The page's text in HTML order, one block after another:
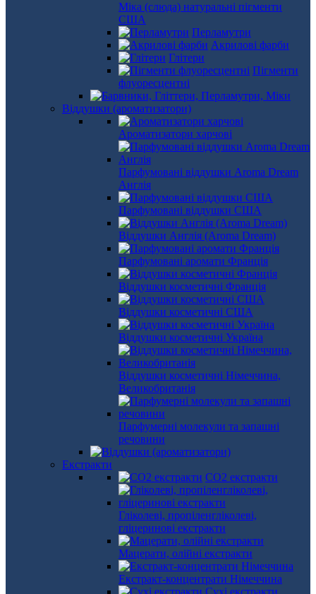
Міка (слюда) натуральні пігменти
США
Перламутри
Акрилові фарби
Глітери
Пігменти
флуоресцентні
Віддушки (ароматизатори)
Ароматизатори харчові
Парфумовані віддушки Aroma Dream
Англія
Парфумовані віддушки США
Віддушки Англія (Aroma Dream)
Парфумовані аромати Франція
Віддушки косметичні Франція
Віддушки косметичні США
Віддушки косметичні Україна
Віддушки косметичні Німеччина,
Великобританія
Парфумерні молекули та запашні
речовини
Екстракти
СО2 екстракти
Гліколеві, пропіленгліколеві,
гліцеринові екстракти
Мацерати, олійні екстракти
Екстракт-концентрати Німеччина
Сухі екстракти